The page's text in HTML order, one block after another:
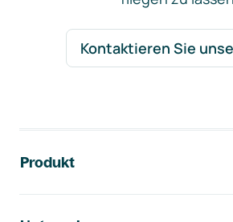
Kontaktieren Sie
Produkt